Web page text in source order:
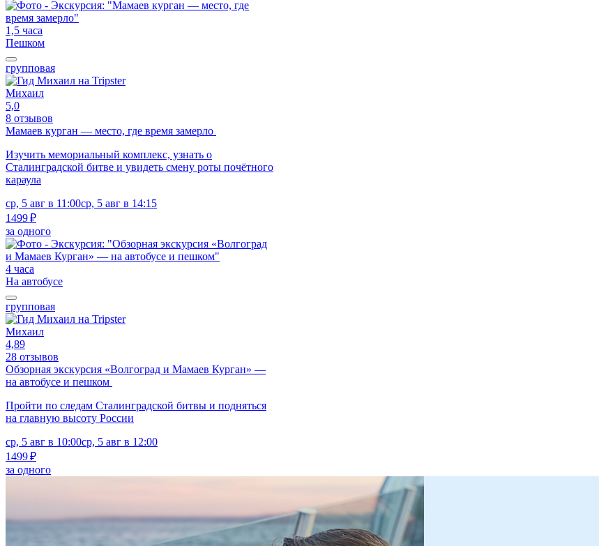
1,5 часа
Пешком
групповая
Михаил
5,0
8 отзывов
Мамаев курган — место, где время замерло
Изучить мемориальный комплекс, узнать о
Сталинградской битве и увидеть смену роты почётного
караула
ср, 5 авг в 11:00ср, 5 авг в 14:15
1499 ₽
за одного
4 часа
На автобусе
групповая
Михаил
4,89
28 отзывов
Обзорная экскурсия «Волгоград и Мамаев Курган» —
на автобусе и пешком
Пройти по следам Сталинградской битвы и подняться
на главную высоту России
ср, 5 авг в 10:00ср, 5 авг в 12:00
1499 ₽
за одного